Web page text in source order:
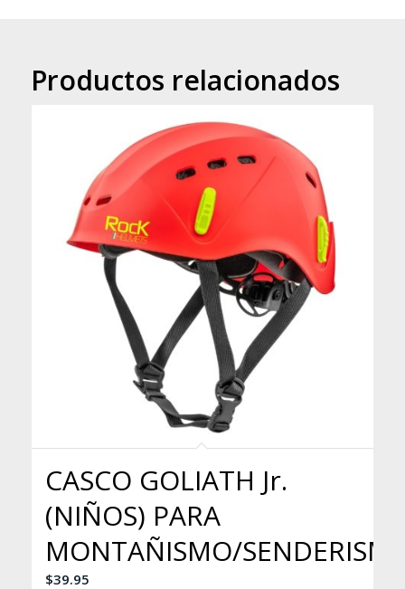
Productos relacionados
CASCO GOLIATH Jr.
(NIÑOS) PARA
MONTAÑISMO/
$39.95